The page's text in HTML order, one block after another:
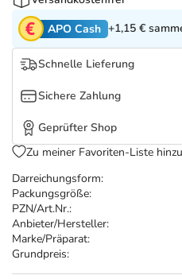
Tierapotheke
Vitamine & Mineralstoffe
Marken
Salus Deals
Darreichungsform:
Packungsgröße:
PZN/Art.Nr.:
Anbieter/Hersteller:
Marke/Präparat:
Grundpreis:
APO Cash +1,15 €
Schnelle Lieferung
Sichere Zahlung
Geprüfter Shop
Zu meiner Favoriten-Liste